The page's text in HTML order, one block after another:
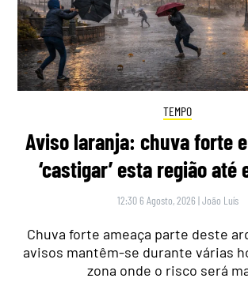
TEMPO
Aviso laranja: chuva forte
‘castigar’ esta região até
12:30 6 Agosto, 2026 |João Luís
Chuva forte ameaça parte deste
avisos mantêm-se durante várias
zona onde o risco será